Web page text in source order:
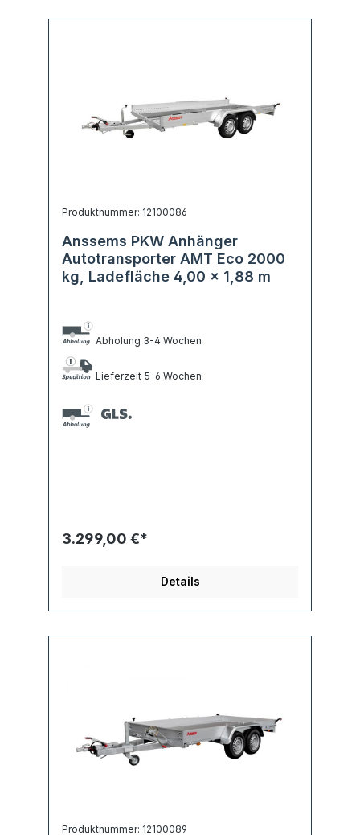
Produktnummer: 12100086
Anssems PKW Anhänger
Autotransporter AMT Eco 2000
kg, Ladefläche 4,00 x 1,88 m
Abholung 3-4 Wochen
Lieferzeit 5-6 Wochen
3.299,00 €*
Details
Produktnummer: 12100089